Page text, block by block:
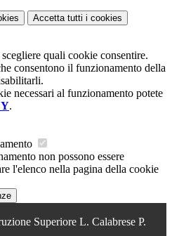
Accetta tutti i cookies
quali cookie consentire.
consentono il funzionamento della
necessari al funzionamento potete
.
non possono essere
l'elenco nella pagina della cookie
Superiore L. Calabrese P.